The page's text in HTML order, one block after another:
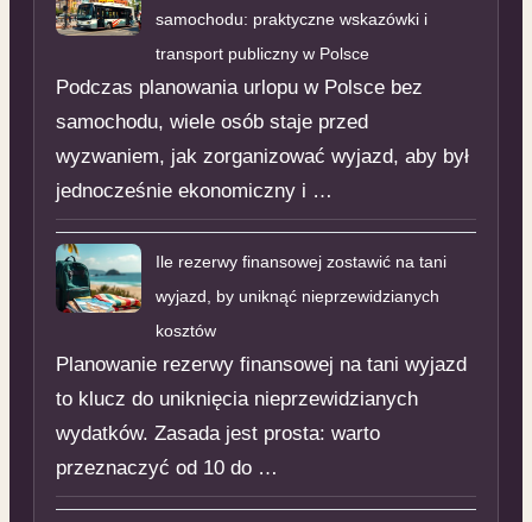
samochodu: praktyczne wskazówki i
transport publiczny w Polsce
Podczas planowania urlopu w Polsce bez
samochodu, wiele osób staje przed
wyzwaniem, jak zorganizować wyjazd, aby był
jednocześnie ekonomiczny i …
Ile rezerwy finansowej zostawić na tani
wyjazd, by uniknąć nieprzewidzianych
kosztów
Planowanie rezerwy finansowej na tani wyjazd
to klucz do uniknięcia nieprzewidzianych
wydatków. Zasada jest prosta: warto
przeznaczyć od 10 do …